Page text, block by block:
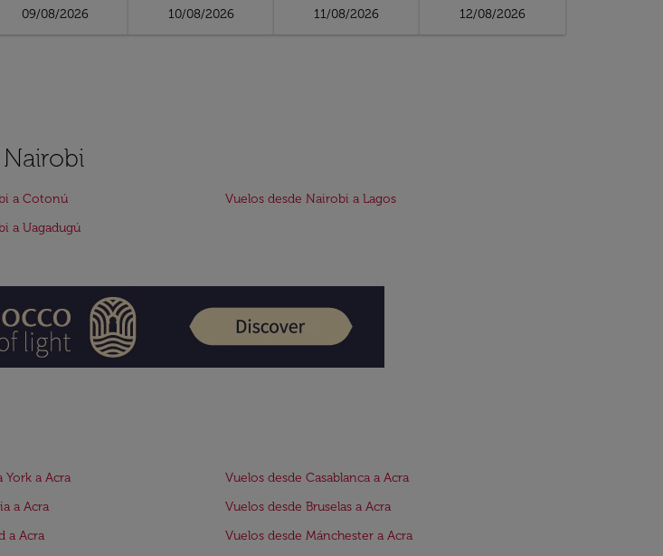
09/08/2026 10/08/2026 11/08/2026 12/08/2026
a Cotonú
Vuelos desde Nairobi a Lagos
a Uagadugú
York a Acra
Vuelos desde Casablanca a Acra
a Acra
Vuelos desde Bruselas a Acra
a Acra
Vuelos desde Mánchester a Acra